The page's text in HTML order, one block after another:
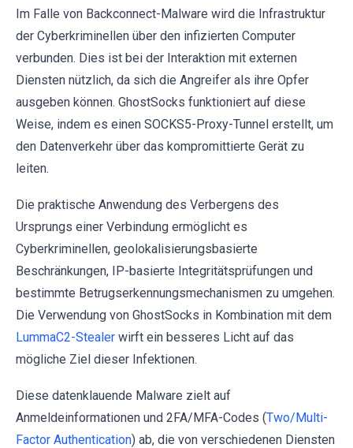
Im Falle von Backconnect-Malware wird die Infrastruktur
der Cyberkriminellen über den infizierten Computer
verbunden. Dies ist bei der Interaktion mit externen
Diensten nützlich, da sich die Angreifer als ihre Opfer
ausgeben können. GhostSocks funktioniert auf diese
Weise, indem es einen SOCKS5-Proxy-Tunnel erstellt, um
den Datenverkehr über das kompromittierte Gerät zu
leiten.
Die praktische Anwendung des Verbergens des
Ursprungs einer Verbindung ermöglicht es
Cyberkriminellen, geolokalisierungsbasierte
Beschränkungen, IP-basierte Integritätsprüfungen und
bestimmte Betrugserkennungsmechanismen zu umgehen.
Die Verwendung von GhostSocks in Kombination mit dem
LummaC2-Stealer wirft ein besseres Licht auf das
mögliche Ziel dieser Infektionen.
Diese datenklauende Malware zielt auf
Anmeldeinformationen und 2FA/MFA-Codes (Two/Multi-
Factor Authentication) ab, die von verschiedenen Diensten